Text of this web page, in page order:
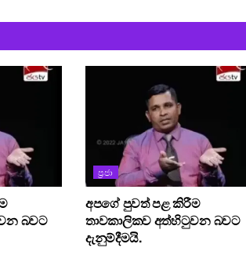
බවට
ප්‍රජා
අපගේ පුවත් පළ කිරීම
තාවකාලිකව අත්හිටුවන බවට
දැනුම්දීමයි.